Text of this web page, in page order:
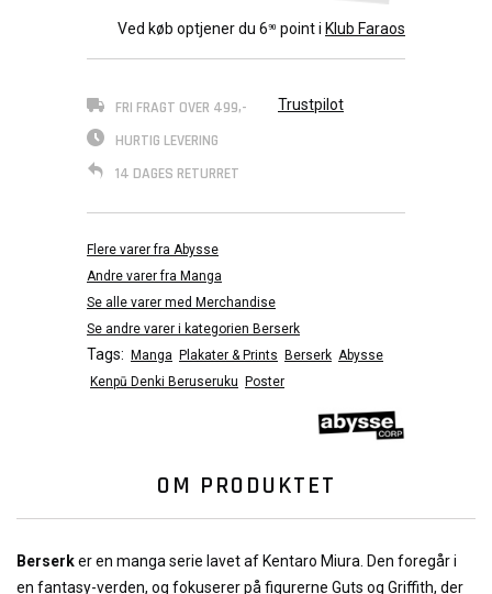
Ved køb optjener du 690 point i Klub Faraos
FRI FRAGT OVER 499,-
HURTIG LEVERING
14 DAGES RETURRET
Trustpilot
Flere varer fra Abysse
Andre varer fra Manga
Se alle varer med Merchandise
Se andre varer i kategorien Berserk
Tags: Manga Plakater & Prints Berserk Abysse
Kenpū Denki Beruseruku
Poster
OM PRODUKTET
Berserker en manga serie lavet af Kentaro Miura. Den foregår i
en fantasy-verden, og fokuserer på figurerne Guts og Griffith, der